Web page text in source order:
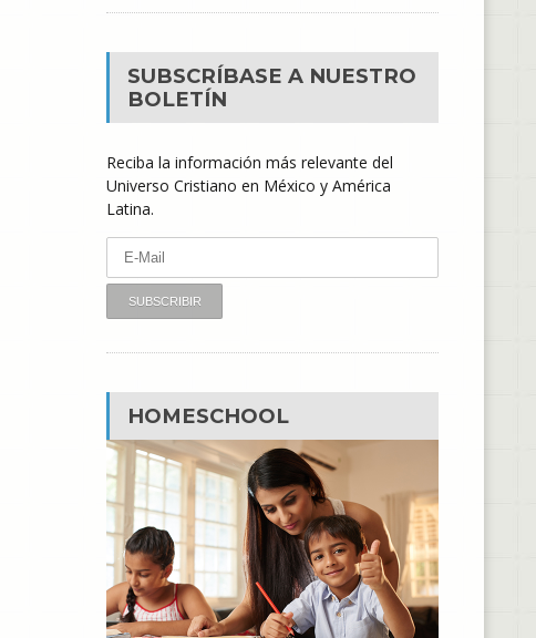
SUBSCRÍBASE A NUESTRO
BOLETÍN
Reciba la información más relevante del
Universo Cristiano en México y América
Latina.
HOMESCHOOL